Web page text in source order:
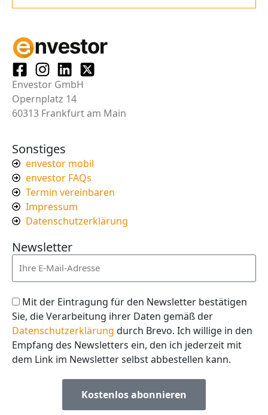
Envestor GmbH
Opernplatz 14
60313 Frankfurt am Main
Sonstiges
envestor mobil
envestor FAQs
Termin vereinbaren
Impressum
Datenschutzerklärung
Newsletter
Mit der Eintragung für den Newsletter bestätigen
Sie, die Verarbeitung ihrer Daten gemäß der
Datenschutzerklärung durch Brevo. Ich willige in den
Empfang des Newsletters ein, den ich jederzeit mit
dem Link im Newsletter selbst abbestellen kann.
Kostenlos abonnieren